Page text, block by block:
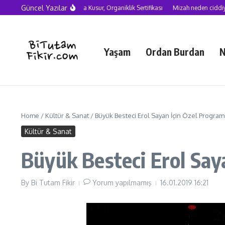
Skip to content
Güncel Yazılar
Yapay Zekâ Çağında Kusur, Organiklik Sertifikası Mizah neden ciddiye
Yaşam Ordan Burdan
Home / Kültür & Sanat / Büyük Besteci Erol Sayan İçin Özel Program
Kültür & Sanat
Büyük Besteci Erol
By Bi Tutam Fikir Yorum yapılmamış 16.01.2019 16:21